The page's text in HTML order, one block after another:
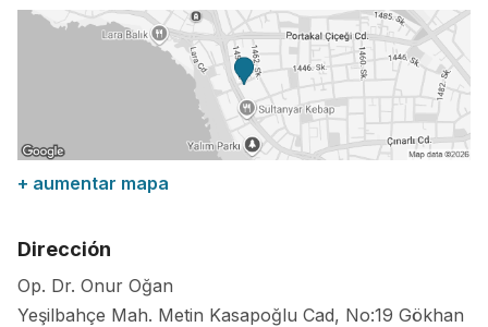
+ aumentar mapa
Dirección
Op. Dr. Onur Oğan
Yeşilbahçe Mah. Metin Kasapoğlu Cad, No:19 Gökhan